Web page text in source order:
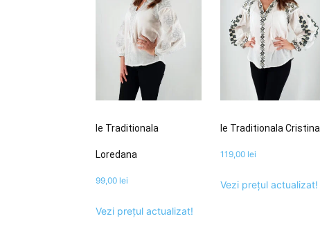
Ie Traditionala
Loredana
99,00 lei
Vezi prețul actualizat!
Ie Traditionala Cristina
119,00 lei
Vezi prețul actualizat!